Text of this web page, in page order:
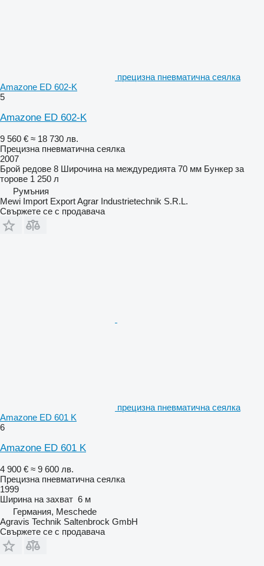
прецизна пневматична сеялка
Amazone ED 602-K
5
Amazone ED 602-K
9 560 € ≈ 18 730 лв.
Прецизна пневматична сеялка
2007
Брой редове 8 Широчина на междуредията 70 мм Бункер за
торове 1 250 л
Румъния
Mewi Import Export Agrar Industrietechnik S.R.L.
Свържете се с продавача
прецизна пневматична сеялка
Amazone ED 601 K
6
Amazone ED 601 K
4 900 € ≈ 9 600 лв.
Прецизна пневматична сеялка
1999
Ширина на захват 6 м
Германия, Meschede
Agravis Technik Saltenbrock GmbH
Свържете се с продавача